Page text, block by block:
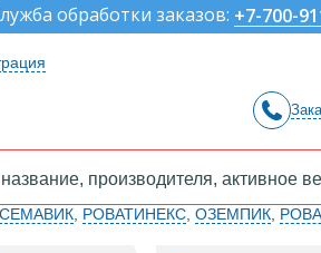
обработки заказов: +7-700-
СЕМАВИК РОВАТИНЕКС ОЗЕМПИК